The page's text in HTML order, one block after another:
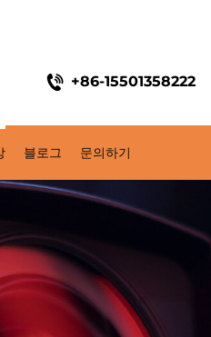
+86-15501358222
블로그 문의하기